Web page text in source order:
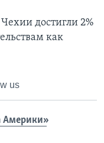
достигли 2%
как
us
Америки»